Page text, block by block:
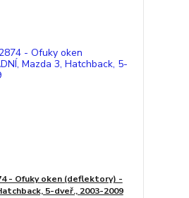
- Ofuky oken (deflektory) -
5-dveř., 2003-2009